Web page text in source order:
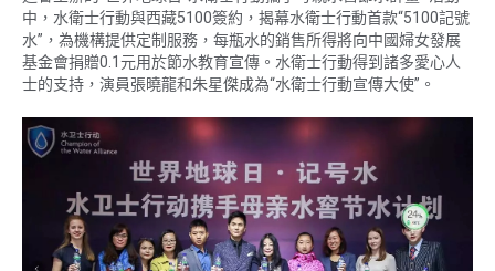
中，水衛士行動與西藏5100簽約，揭幕水衛士行動首款“5100記號
水”，為機構提供定制服務，每瓶水的銷售所得將向中國婦女發展
基金會捐贈0.1元用於節水教育宣傳。水衛士行動得到諸多愛心人
士的支持，演員張曉龍和朱星傑成為“水衛士行動宣傳大使”。